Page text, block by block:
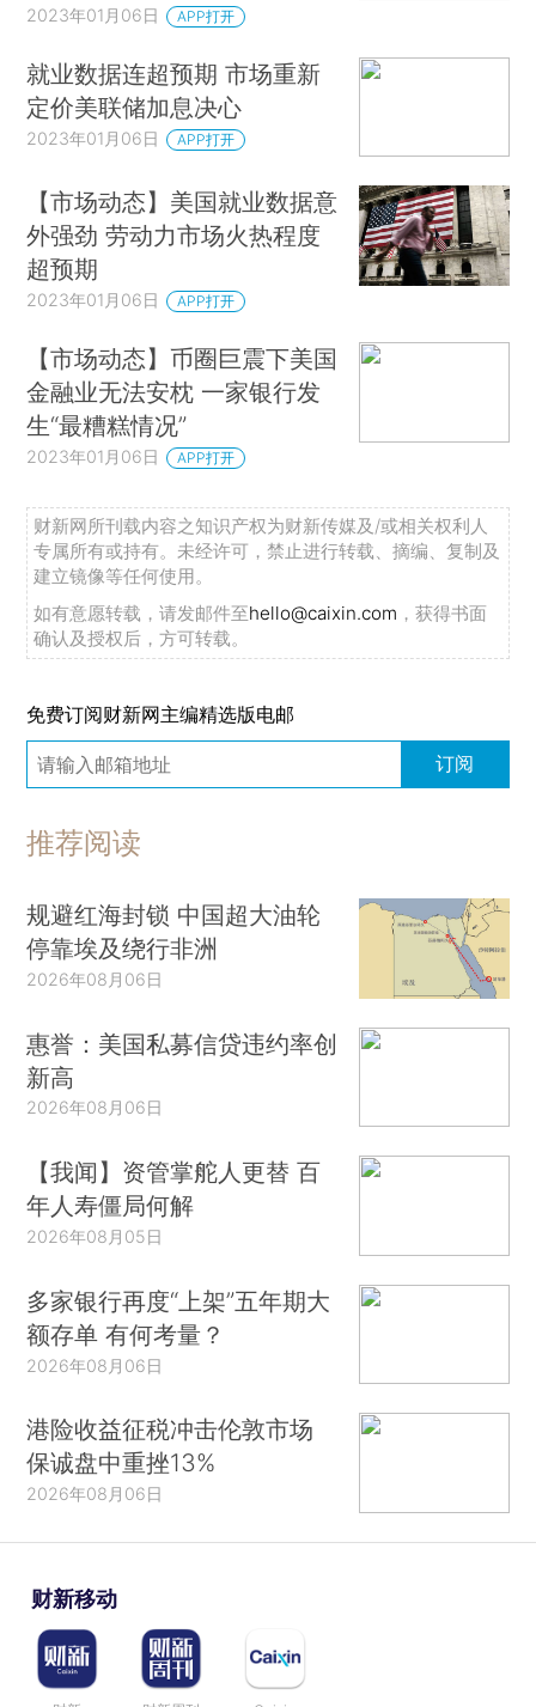
2023年01月06日 APP打开
就业数据连超预期 市场重新
定价美联储加息决心
2023年01月06日 APP打开
【市场动态】美国就业数据意
外强劲 劳动力市场火热程度
超预期
2023年01月06日 APP打开
【市场动态】币圈巨震下美国
金融业无法安枕 一家银行发
生“最糟糕情况”
2023年01月06日 APP打开
财新网所刊载内容之知识产权为财新传媒及/或相关权利人
专属所有或持有。未经许可，禁止进行转载、摘编、复制及
建立镜像等任何使用。
如有意愿转载，请发邮件至hello@caixin.com ，获得书面
确认及授权后，方可转载。
免费订阅财新网主编精选版电邮
订阅
推荐阅读
规避红海封锁 中国超大油轮
停靠埃及绕行非洲
2026年08月06日
惠誉：美国私募信贷违约率创
新高
2026年08月06日
【我闻】资管掌舵人更替 百
年人寿僵局何解
2026年08月05日
多家银行再度“上架”五年期大
额存单 有何考量？
2026年08月06日
港险收益征税冲击伦敦市场
保诚盘中重挫13%
2026年08月06日
财新移动